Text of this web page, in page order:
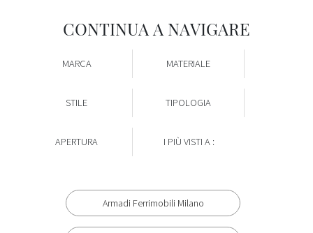
CONTINUA A NAVIGARE
MARCA MATERIALE
STILE TIPOLOGIA
APERTURA I PIÙ VISTI A :
Armadi Ferrimobili Milano